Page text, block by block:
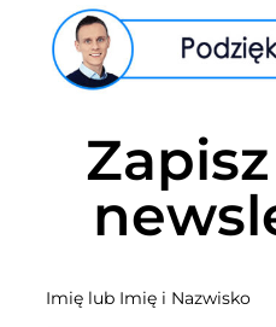
Imię lub Imię i Nazwisko